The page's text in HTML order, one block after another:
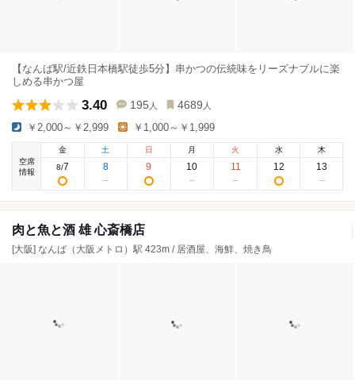
【なんば駅/近鉄日本橋駅徒歩5分】串かつの伝統味をリーズナブルに楽
しめる串かつ屋
3.40 195 人 4689 人
￥2,000～￥2,999 ￥1,000～￥1,999
空席
情報
金
8/7
土
8
日
9
月
10
火
11
水
12
木
13
肉と魚と酒 雄 心斎橋店
[大阪] なんば（大阪メトロ）駅 423m / 居酒屋、海鮮、焼き鳥